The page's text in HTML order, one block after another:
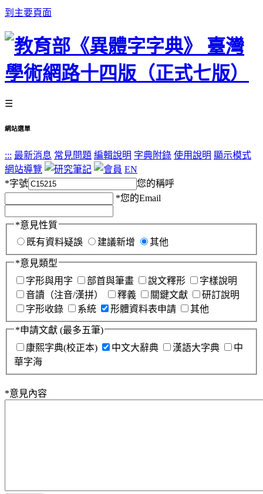
到主要頁面
☰
網站選單
::: 最新消息 常見問題 編輯說明 字典附錄 使用說明 顯示模式
網站導覽
EN
*字號
您的稱呼
*您的Email
*意見性質
既有資料疑誤
建議新增 其他
*意見類型
字形與用字
部首與筆畫 說文釋形
字樣說明
音讀（注音/漢拼）
釋義 關鍵文獻
研訂說明
字形收錄
系統 形體資料表申請 其他
*申請文獻 (最多五筆)
康熙字典(校正本)
中文大辭典 漢語大字典
中
華字海
*意見內容